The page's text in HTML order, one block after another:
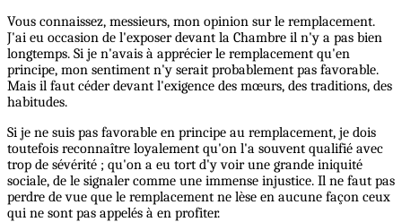
Vous connaissez, messieurs, mon opinion sur le remplacement.
J'ai eu occasion de l'exposer devant la Chambre il n'y a pas bien
longtemps. Si je n'avais à apprécier le remplacement qu'en
principe, mon sentiment n'y serait probablement pas favorable.
Mais il faut céder devant l'exigence des mœurs, des traditions, des
habitudes.
Si je ne suis pas favorable en principe au remplacement, je dois
toutefois reconnaître loyalement qu'on l'a souvent qualifié avec
trop de sévérité ; qu'on a eu tort d'y voir une grande iniquité
sociale, de le signaler comme une immense injustice. Il ne faut pas
perdre de vue que le remplacement ne lèse en aucune façon ceux
qui ne sont pas appelés à en profiter.